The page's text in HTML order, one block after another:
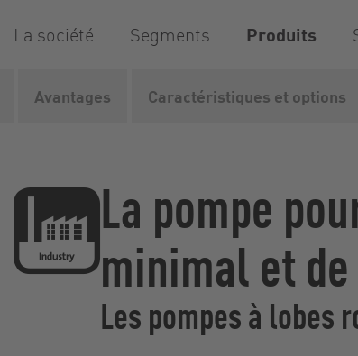
La société Segments Produits
Vogelsang Produits Pompes Pompes à
La pompe
minimal et
Les pompes à
Avantages Caractéristiques et options